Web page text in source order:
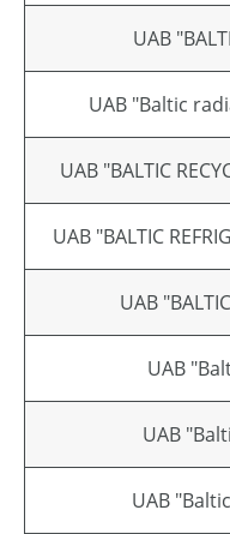
UAB
UAB "Baltic
UAB "BALTIC
UAB "BALTIC
UAB
UAB
UAB
UAB